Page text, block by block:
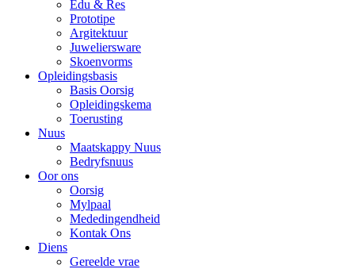
Edu & Res
Prototipe
Argitektuur
Juweliersware
Skoenvorms
Opleidingsbasis
Basis Oorsig
Opleidingskema
Toerusting
Nuus
Maatskappy Nuus
Bedryfsnuus
Oor ons
Oorsig
Mylpaal
Mededingendheid
Kontak Ons
Diens
Gereelde vrae